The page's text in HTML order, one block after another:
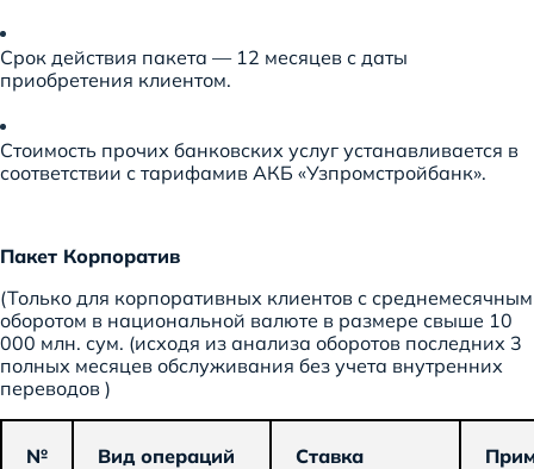
Срок действия пакета — 12 месяцев с даты
приобретения клиентом.
Стоимость прочих банковских услуг устанавливается в
соответствии с тарифамив АКБ «Узпромстройбанк».
Пакет Корпоратив
(Только для корпоративных клиентов с среднемесячным
оборотом в национальной валюте в размере свыше 10
000 млн. сум. (исходя из анализа оборотов последних 3
полных месяцев обслуживания без учета внутренних
переводов )
№ Вид операций Ставка